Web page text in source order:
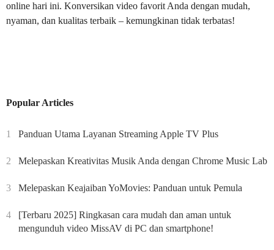
online hari ini. Konversikan video favorit Anda dengan mudah,
nyaman, dan kualitas terbaik – kemungkinan tidak terbatas!
Popular Articles
1 Panduan Utama Layanan Streaming Apple TV Plus
2 Melepaskan Kreativitas Musik Anda dengan Chrome Music Lab
3 Melepaskan Keajaiban YoMovies: Panduan untuk Pemula
4
[Terbaru 2025] Ringkasan cara mudah dan aman untuk
mengunduh video MissAV di PC dan smartphone!